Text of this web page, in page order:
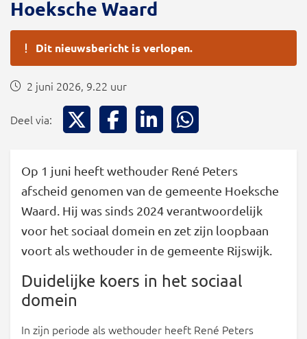
Hoeksche Waard
Dit nieuwsbericht is verlopen.
2 juni 2026, 9.22 uur
Deel via: Deel via XDeel via Facebook
Deel via LinkedIn
Op 1 juni heeft wethouder René Peters
afscheid genomen van de gemeente Hoeksche
Waard. Hij was sinds 2024 verantwoordelijk
voor het sociaal domein en zet zijn loopbaan
voort als wethouder in de gemeente Rijswijk.
Duidelijke koers in het sociaal
domein
In zijn periode als wethouder heeft René Peters